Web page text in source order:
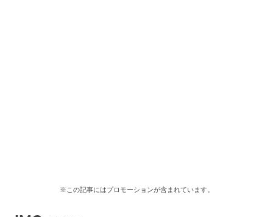
※この記事にはプロモーションが含まれています。